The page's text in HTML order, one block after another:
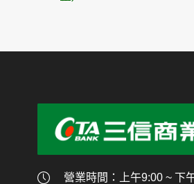
營業時間：上午9:00 ~ 下